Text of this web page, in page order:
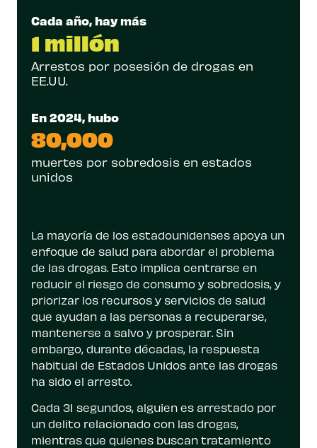
Cada año, hay más
1 millón
Arrestos por posesión de drogas en
EE.UU.
En 2024, hubo
80,000
muertes por sobredosis en estados
unidos
La mayoría de los estadounidenses apoya un
enfoque de salud para abordar el problema
de las drogas. Esto implica centrarse en
reducir el riesgo de consumo y sobredosis, y
priorizar los recursos y servicios de salud
que ayudan a las personas a recuperarse,
mantenerse a salvo y prosperar. Sin
embargo, durante décadas, la respuesta
habitual de Estados Unidos ante las drogas
ha sido el arresto.
Cada 31 segundos, alguien es arrestado por
un delito relacionado con las drogas,
mientras que quienes buscan tratamiento